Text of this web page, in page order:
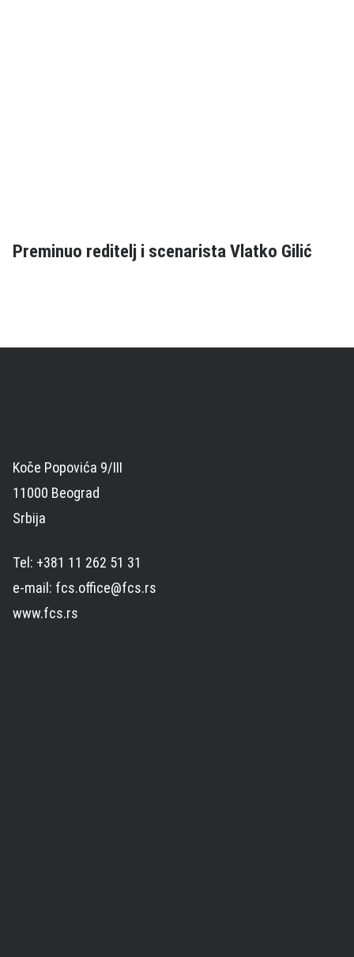
Preminuo reditelj i scenarista Vlatko Gilić
Koče Popovića 9/III
11000 Beograd
Srbija
Tel: +381 11 262 51 31
e-mail: fcs.office@fcs.rs
www.fcs.rs